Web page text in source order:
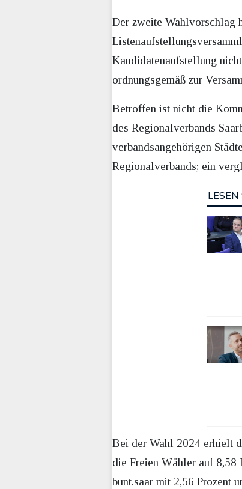
Der zweite Wahlvorschlag
Kandidatenaufstellung
ordnungsgemäß zur
Betroffen ist nicht die
des Regionalverbands
verbandsangehörigen
Regionalverbands; ein
LESEN
Bei der Wahl 2024 erhielt
die Freien Wähler auf 8,58
bunt.saar mit 2,56 Prozent